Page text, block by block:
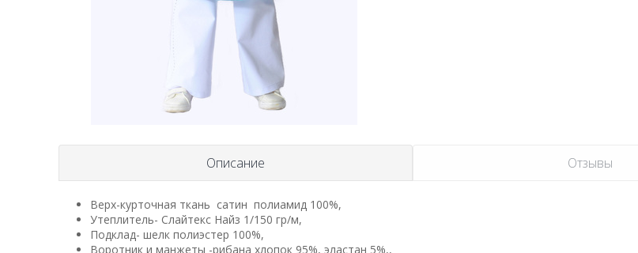
Описание Отзывы
Верх-курточная ткань сатин полиамид 100%,
Утеплитель- Слайтекс Найз 1/150 гр/м,
Подклад- шелк полиэстер 100%,
Воротник и манжеты -рибана хлопок 95%, эластан 5%,,